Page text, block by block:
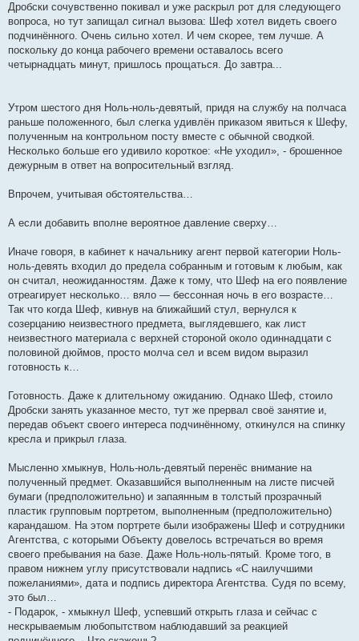
Дробски сочувственно покивал и уже раскрыл рот для следующего
вопроса, но тут запищал сигнал вызова: Шеф хотел видеть своего
подчинённого. Очень сильно хотел. И чем скорее, тем лучше. А
поскольку до конца рабочего времени оставалось всего
четырнадцать минут, пришлось прощаться. До завтра...
Утром шестого дня Ноль-ноль-девятый, придя на службу на полчаса
раньше положенного, был слегка удивлён приказом явиться к Шефу,
полученным на контрольном посту вместе с обычной сводкой.
Несколько больше его удивило короткое: «Не уходил», - брошенное
дежурным в ответ на вопросительный взгляд.
Впрочем, учитывая обстоятельства…
А если добавить вполне вероятное давление сверху…
Иначе говоря, в кабинет к начальнику агент первой категории Ноль-
ноль-девять входил до предела собранным и готовым к любым, как
он считал, неожиданностям. Даже к тому, что Шеф на его появление
отреагирует несколько… вяло — бессонная ночь в его возрасте…
Так что когда Шеф, кивнув на ближайший стул, вернулся к
созерцанию неизвестного предмета, выглядевшего, как лист
неизвестного материала с верхней стороной около одиннадцати с
половиной дюймов, просто молча сел и всем видом выразил
готовность к…
Готовность. Даже к длительному ожиданию. Однако Шеф, стоило
Дробски занять указанное место, тут же прервал своё занятие и,
передав объект своего интереса подчинённому, откинулся на спинку
кресла и прикрыл глаза.
Мысленно хмыкнув, Ноль-ноль-девятый перенёс внимание на
полученный предмет. Оказавшийся выполненным на листе писчей
бумаги (предположительно) и запаянным в толстый прозрачный
пластик групповым портретом, выполненным (предположительно)
карандашом. На этом портрете были изображены Шеф и сотрудники
Агентства, с которыми Объекту довелось встречаться во время
своего пребывания на базе. Даже Ноль-ноль-пятый. Кроме того, в
правом нижнем углу присутствовали надпись «С наилучшими
пожеланиями», дата и подпись директора Агентства. Судя по всему,
это был…
- Подарок, - хмыкнул Шеф, успевший открыть глаза и сейчас с
нескрываемым любопытством наблюдавший за реакцией